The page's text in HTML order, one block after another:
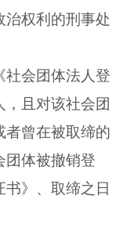
治权利的刑事处
社会团体法人登
，且对该社会团
者曾在被取缔的
团体被撤销登
》、取缔之日